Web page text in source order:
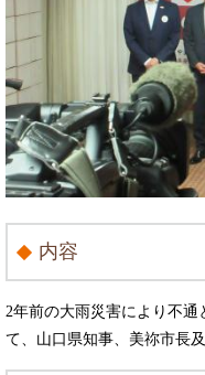
内容
2年前の大雨災害により不通
て、山口県知事、美祢市長